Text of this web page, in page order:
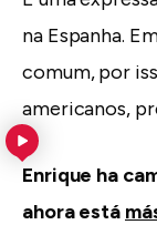
na Espanha.
comum, por
americanos,
Enrique ha
ahora está